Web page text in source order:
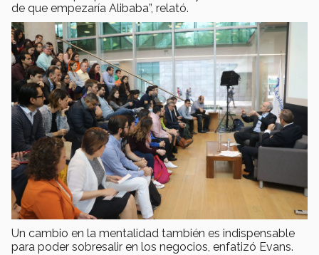
de que empezaría Alibaba”, relató.
Un cambio en la mentalidad también es indispensable
para poder sobresalir en los negocios, enfatizó Evans.